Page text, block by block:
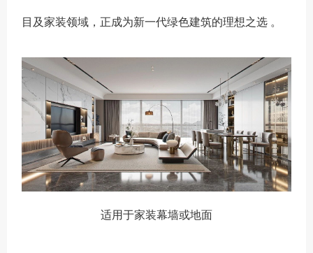
目及家装领域，正成为新一代绿色建筑的理想之选 。
适用于家装幕墙或地面